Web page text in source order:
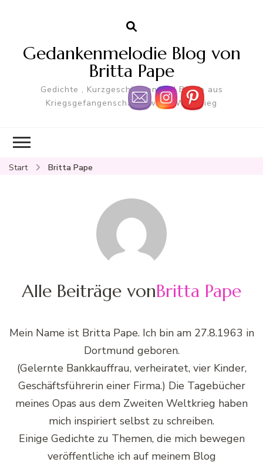
Gedankenmelodie Blog von
Britta Pape
Gedichte , Kurzgeschichten und Briefe aus
Kriegsgefangenschaft Zweite Weltkrieg
Start Britta Pape
Alle Beiträge vonBritta Pape
Mein Name ist Britta Pape. Ich bin am 27.8.1963 in
Dortmund geboren.
(Gelernte Bankkauffrau, verheiratet, vier Kinder,
Geschäftsführerin einer Firma.) Die Tagebücher
meines Opas aus dem Zweiten Weltkrieg haben
mich inspiriert selbst zu schreiben.
Einige Gedichte zu Themen, die mich bewegen
veröffentliche ich auf meinem Blog